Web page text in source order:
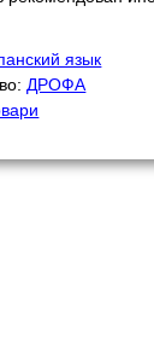
язык
ДРОФА